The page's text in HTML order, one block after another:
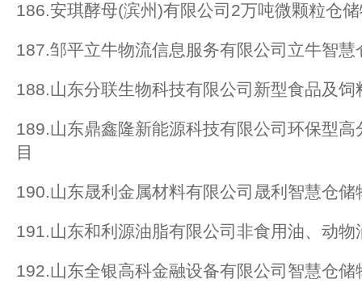
186.安琪酵母(滨州)有限公司2万吨微颗粒仓
187.邹平立牛物流信息服务有限公司立牛智慧
188.山东分联生物科技有限公司新型食品及
189.山东鼎鑫隆新能源科技有限公司环保型
目
190.山东晟利金属材料有限公司晟利智慧仓储
191.山东和利源油脂有限公司非食用油、动物
192.山东全银高科金融设备有限公司智慧仓储